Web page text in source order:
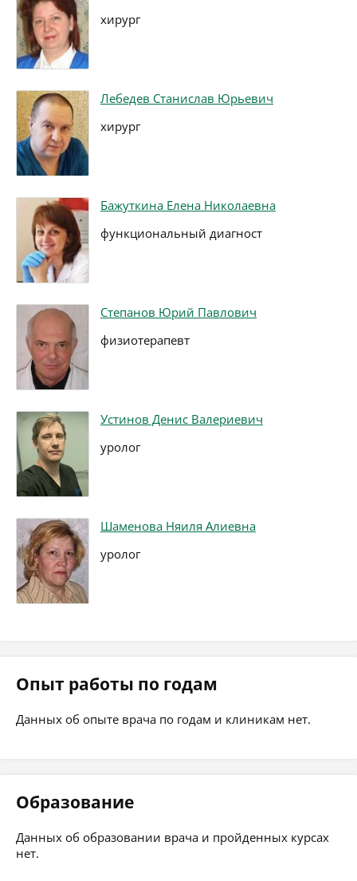
хирург
Лебедев Станислав Юрьевич
хирург
Бажуткина Елена Николаевна
функциональный диагност
Степанов Юрий Павлович
физиотерапевт
Устинов Денис Валериевич
уролог
Шаменова Няиля Алиевна
уролог
Опыт работы по годам
Данных об опыте врача по годам и клиникам нет.
Образование
Данных об образовании врача и пройденных курсах
нет.